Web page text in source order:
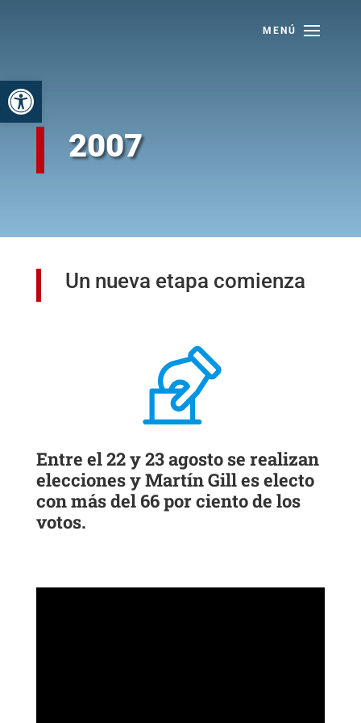
Abrir barra de herramientas
2007
Un nueva etapa comienza
Entre el 22 y 23 agosto se realizan
elecciones y Martín Gill es electo
con más del 66 por ciento de los
votos.